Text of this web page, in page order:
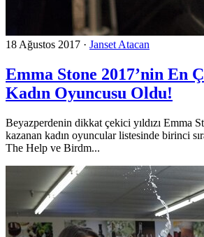
18 Ağustos 2017 · Janset Atacan
Emma Stone 2017’nin En
Kadın Oyuncusu Oldu!
Beyazperdenin dikkat çekici yıldızı Emma
kazanan kadın oyuncular listesinde birinci
The Help ve Birdm...